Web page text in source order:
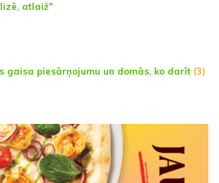
atlaiž"
gaisa piesārņojumu un domās, ko darīt (3)